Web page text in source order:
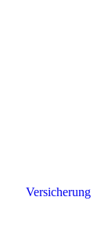
Versicherung